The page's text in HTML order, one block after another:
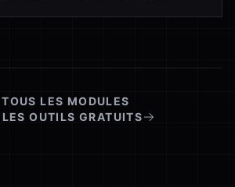
TOUS LES MODULES
OUTILS GRATUITS